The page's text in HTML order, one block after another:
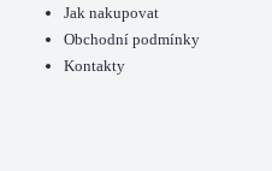
Jak nakupovat
Obchodní podmínky
Kontakty